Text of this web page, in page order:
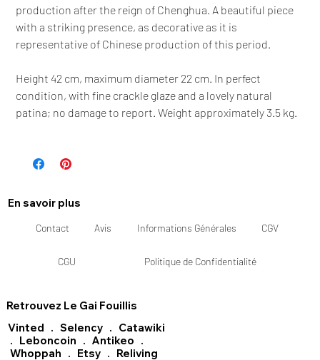
production after the reign of Chenghua. A beautiful piece
with a striking presence, as decorative as it is
representative of Chinese production of this period.
Height 42 cm, maximum diameter 22 cm. In perfect
condition, with fine crackle glaze and a lovely natural
patina; no damage to report. Weight approximately 3.5 kg.
Contact Avis Informations Générales CGV
CGU Politique de Confidentialité
En savoir plus
Retrouvez Le Gai Fouillis
Vinted . Selency. Catawiki
. Leboncoin . Antikeo .
Whoppah . Etsy. Reliving